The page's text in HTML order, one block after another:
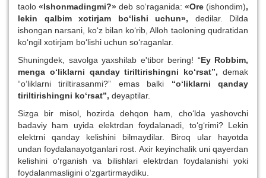
taolo «Ishonmadingmi?» deb so‘raganida: «Ore (ishondim),
lekin qalbim xotirjam bo‘lishi uchun»,
dedilar. Dilda
ishongan narsani, ko‘z bilan ko‘rib, Alloh taoloning qudratidan
ko‘ngil xotirjam bo‘lishi uchun so‘raganlar.
Shuningdek, savolga yaxshilab e'tibor bering! “Ey Robbim,
menga o‘liklarni qanday tiriltirishingni ko‘rsat”, demak
“o‘liklarni tiriltirasanmi?” emas balki
“o‘liklarni qanday
tiriltirishingni ko‘rsat”, deyaptilar.
Sizga bir misol, hozirda dehqon ham, cho‘lda yashovchi
badaviy ham uyida elektrdan foydalanadi, to‘g‘rimi? Lekin
elektrni qanday kelishini bilmaydilar. Biroq ular hayotda
undan foydalanayotganlari rost. Axir keyinchalik uni qayerdan
kelishini o‘rganish va bilishlari elektrdan foydalanishi yoki
foydalanmasligini o‘zgartirmaydiku.